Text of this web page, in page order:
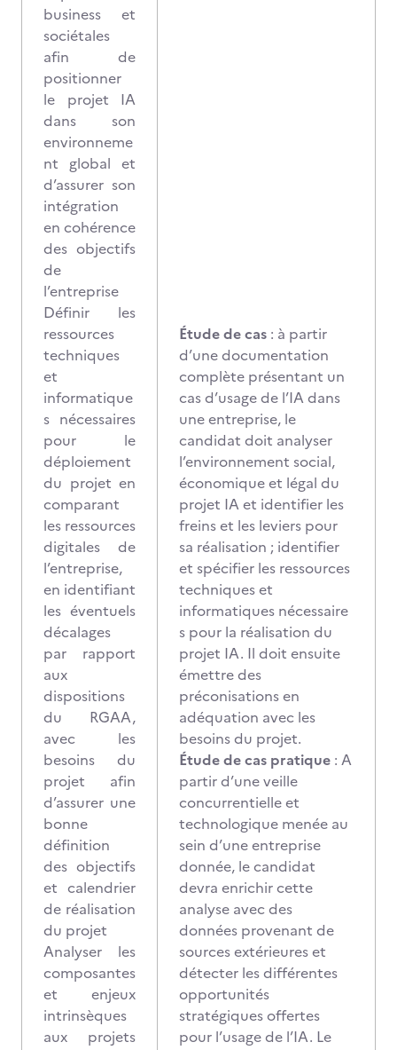
business et
sociétales
afin de
positionner
le projet IA
dans son
environneme
nt global et
d’assurer son
intégration
en cohérence
des objectifs
de
l’entreprise
Définir les
ressources
techniques
et
informatique
s nécessaires
pour le
déploiement
du projet en
comparant
les ressources
digitales de
l’entreprise,
en identifiant
les éventuels
décalages
par rapport
aux
dispositions
du RGAA,
avec les
besoins du
projet afin
d’assurer une
bonne
définition
des objectifs
et calendrier
de réalisation
du projet
Analyser les
composantes
et enjeux
intrinsèques
aux projets
Étude de cas : à partir
d’une documentation
complète présentant un
cas d’usage de l’IA dans
une entreprise, le
candidat doit analyser
l’environnement social,
économique et légal du
projet IA et identifier les
freins et les leviers pour
sa réalisation ; identifier
et spécifier les ressources
techniques et
informatiques nécessaire
s pour la réalisation du
projet IA. Il doit ensuite
émettre des
préconisations en
adéquation avec les
besoins du projet.
Étude de cas pratique : A
partir d’une veille
concurrentielle et
technologique menée au
sein d’une entreprise
donnée, le candidat
devra enrichir cette
analyse avec des
données provenant de
sources extérieures et
détecter les différentes
opportunités
stratégiques offertes
pour l’usage de l’IA. Le